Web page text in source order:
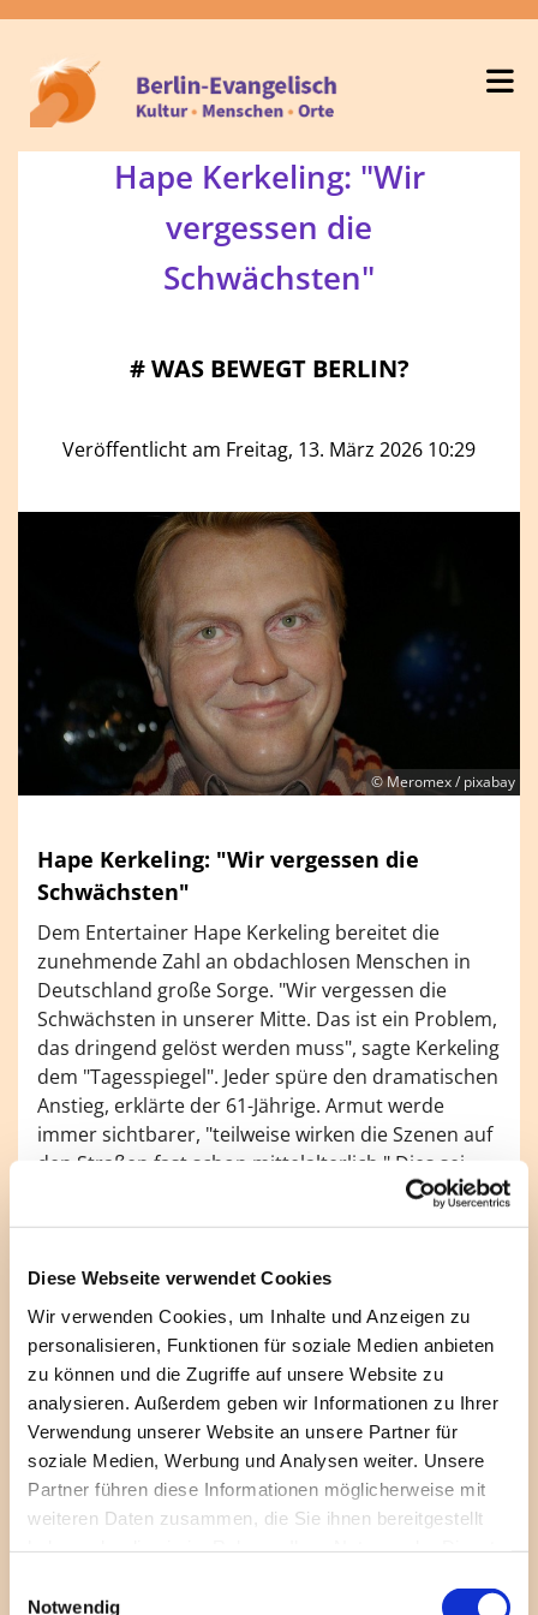
Diese Webseite verwendet Cookies
Wir verwenden Cookies, um Inhalte und Anzeigen zu
personalisieren, Funktionen für soziale Medien anbieten
zu können und die Zugriffe auf unsere Website zu
analysieren. Außerdem geben wir Informationen zu Ihrer
Verwendung unserer Website an unsere Partner für
soziale Medien, Werbung und Analysen weiter. Unsere
Partner führen diese Informationen möglicherweise mit
weiteren Daten zusammen, die Sie ihnen bereitgestellt
Notwendig
Hape Kerkeling: "Wir
vergessen die
Schwächsten"
#WAS BEWEGT BERLIN?
Veröffentlicht am Freitag, 13. März 2026 10:29
© Meromex / pixabay
Hape Kerkeling: "Wir vergessen die
Schwächsten"
Dem Entertainer Hape Kerkeling bereitet die
zunehmende Zahl an obdachlosen Menschen in
Deutschland große Sorge. "Wir vergessen die
Schwächsten in unserer Mitte. Das ist ein Problem,
das dringend gelöst werden muss", sagte Kerkeling
dem "Tagesspiegel". Jeder spüre den dramatischen
Anstieg, erklärte der 61-Jährige. Armut werde
immer sichtbarer, "teilweise wirken die Szenen auf
den Straßen fast schon mittelalterlich." Dies sei
und Politik "ins Extreme". Die politische Landschaft
eines Lokalreporters in der Komödie "Horst
Schlämmer - Isch kandidiere" verkörpert hatte,
"toxisch geworden".
Laut Senatssozialverwaltung lebten Anfang 2025 in
Berlin 53.610 wohnungslose Menschen in
Wohnheimen, Notübernachtungen und anderen
Einrichtungen. Schätzungen gehen außerdem von
rund 6.000 Obdachlosen und mehr als 2.300
und bei Angehörigen und Freunden unterkommen.